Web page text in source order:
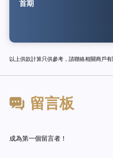
首期
以上供款計算只供參考，請聯絡相關商戶有
留言板
成為第一個留言者！